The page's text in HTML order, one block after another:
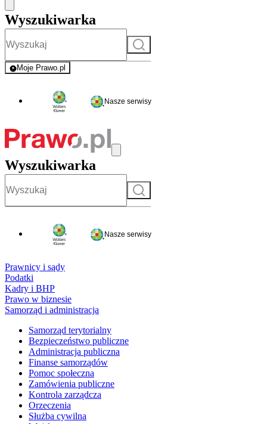
Wyszukiwarka
Szukaj
Moje Prawo.pl
- rejestracja i logowanie do serwisu
Nasze serwisy
Wyszukiwarka
Szukaj
Nasze serwisy
Prawnicy i sądy
Podatki
Kadry i BHP
Prawo w biznesie
Samorząd i administracja
Samorząd terytorialny
Bezpieczeństwo publiczne
Administracja publiczna
Finanse samorządów
Pomoc społeczna
Zamówienia publiczne
Kontrola zarządcza
Orzeczenia
Służba cywilna